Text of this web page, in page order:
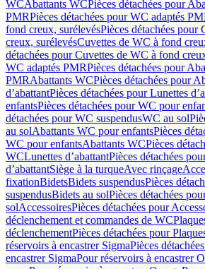
WCAbattants WCPièces détachées pour
PMRPièces détachées pour WC adaptés
fond creux, surélevésPièces détachées pour
creux, surélevésCuvettes de WC à fond
détachées pour Cuvettes de WC à fond
WC adaptés PMRPièces détachées pour
PMRAbattants WCPièces détachées pour
d’abattantPièces détachées pour Lunettes
enfantsPièces détachées pour WC pour
détachées pour WC suspendusWC au sol
au solAbattants WC pour enfantsPièces
WC pour enfantsAbattants WCPièces
WCLunettes d’abattantPièces détachées
d’abattantSiège à la turqueAvec rinçage
fixationBidetsBidets suspendusPièces
suspendusBidets au solPièces détachées
solAccessoiresPièces détachées pour
déclenchement et commandes de WC
déclenchementPièces détachées pour
réservoirs à encastrer SigmaPièces
encastrer SigmaPour réservoirs à encastrer